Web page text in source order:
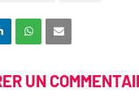
UN